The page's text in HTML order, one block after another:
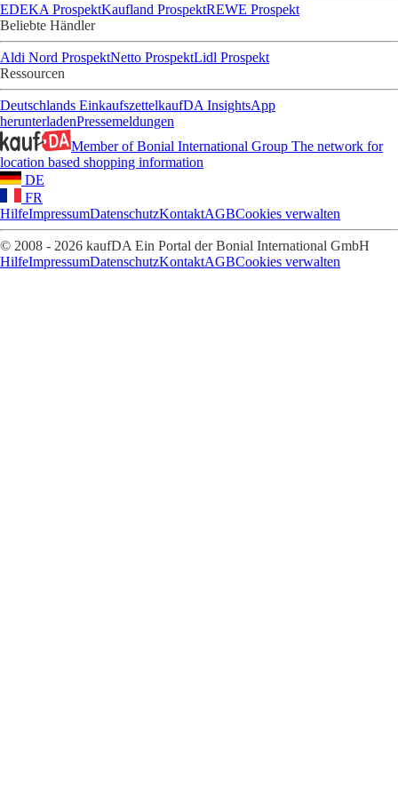
EDEKA ProspektKaufland ProspektREWE Prospekt
Beliebte Händler
Aldi Nord ProspektNetto ProspektLidl Prospekt
Ressourcen
Deutschlands EinkaufszettelkaufDA InsightsApp
herunterladenPressemeldungen
Member of Bonial International Group The network for
location based shopping information
DE
FR
HilfeImpressumDatenschutzKontaktAGBCookies verwalten
© 2008 - 2026 kaufDA Ein Portal der Bonial International GmbH
HilfeImpressumDatenschutzKontaktAGBCookies verwalten